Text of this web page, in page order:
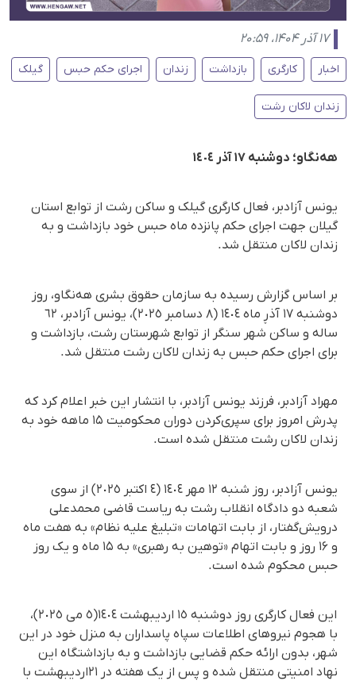
۱۷ آذر ۱۴۰۴، ۲۰:۵۹
اخبار کارگری بازداشت زندان اجرای حکم حبس گیلک
زندان لاکان رشت
هەنگاو؛ دوشنبە ١٧ آذر ١٤٠٤
یونس آزادبر، فعال کارگری گیلک و ساکن رشت از توابع استان
گیلان جهت اجرای حکم پانزدە ماه حبس خود بازداشت و به
زندان لاکان منتقل شد.
بر اساس گزارش رسیده به سازمان حقوق بشری هەنگاو، روز
دوشنبه ١٧ آذڕ ماه ١٤٠٤ (٨ دسامبر ٢٠٢٥)، یونس آزادبر، ٦٢
ساله و ساکن شهر سنگر از توابع شهرستان رشت، بازداشت و
برای اجرای حکم حبس به زندان لاکان رشت منتقل شد.
مهراد آزادبر، فرزند یونس آزادبر، با انتشار این خبر اعلام کرد که
پدرش امروز برای سپری‌کردن دوران محکومیت ۱۵ ماهه خود به
زندان لاکان رشت منتقل شده است.
یونس آزادبر، روز شنبە ١٢ مهر ١٤٠٤ (٤ اکتبر ٢٠٢٥) از سوی
شعبه دو دادگاه انقلاب رشت بە ریاست قاضی محمدعلی
درویش‌گفتار، از بابت اتهامات «تبلیغ علیه نظام» به هفت ماه
و ۱۶ روز و بابت اتهام «توهین به رهبری» به ۱۵ ماه و یک روز
حبس محکوم شده است.
این فعال کارگری روز دوشنبه ١٥ اردیبهشت ١٤٠٤(٥ می ٢٠٢٥)،
با هجوم نیروهای اطلاعات سپاه پاسداران بە منزل خود در این
شهر، بدون ارائه حکم قضایی بازداشت و به بازداشتگاه این
نهاد امنیتی منتقل شده و پس از یک هفته در ۲۱اردیبهشت‌ با